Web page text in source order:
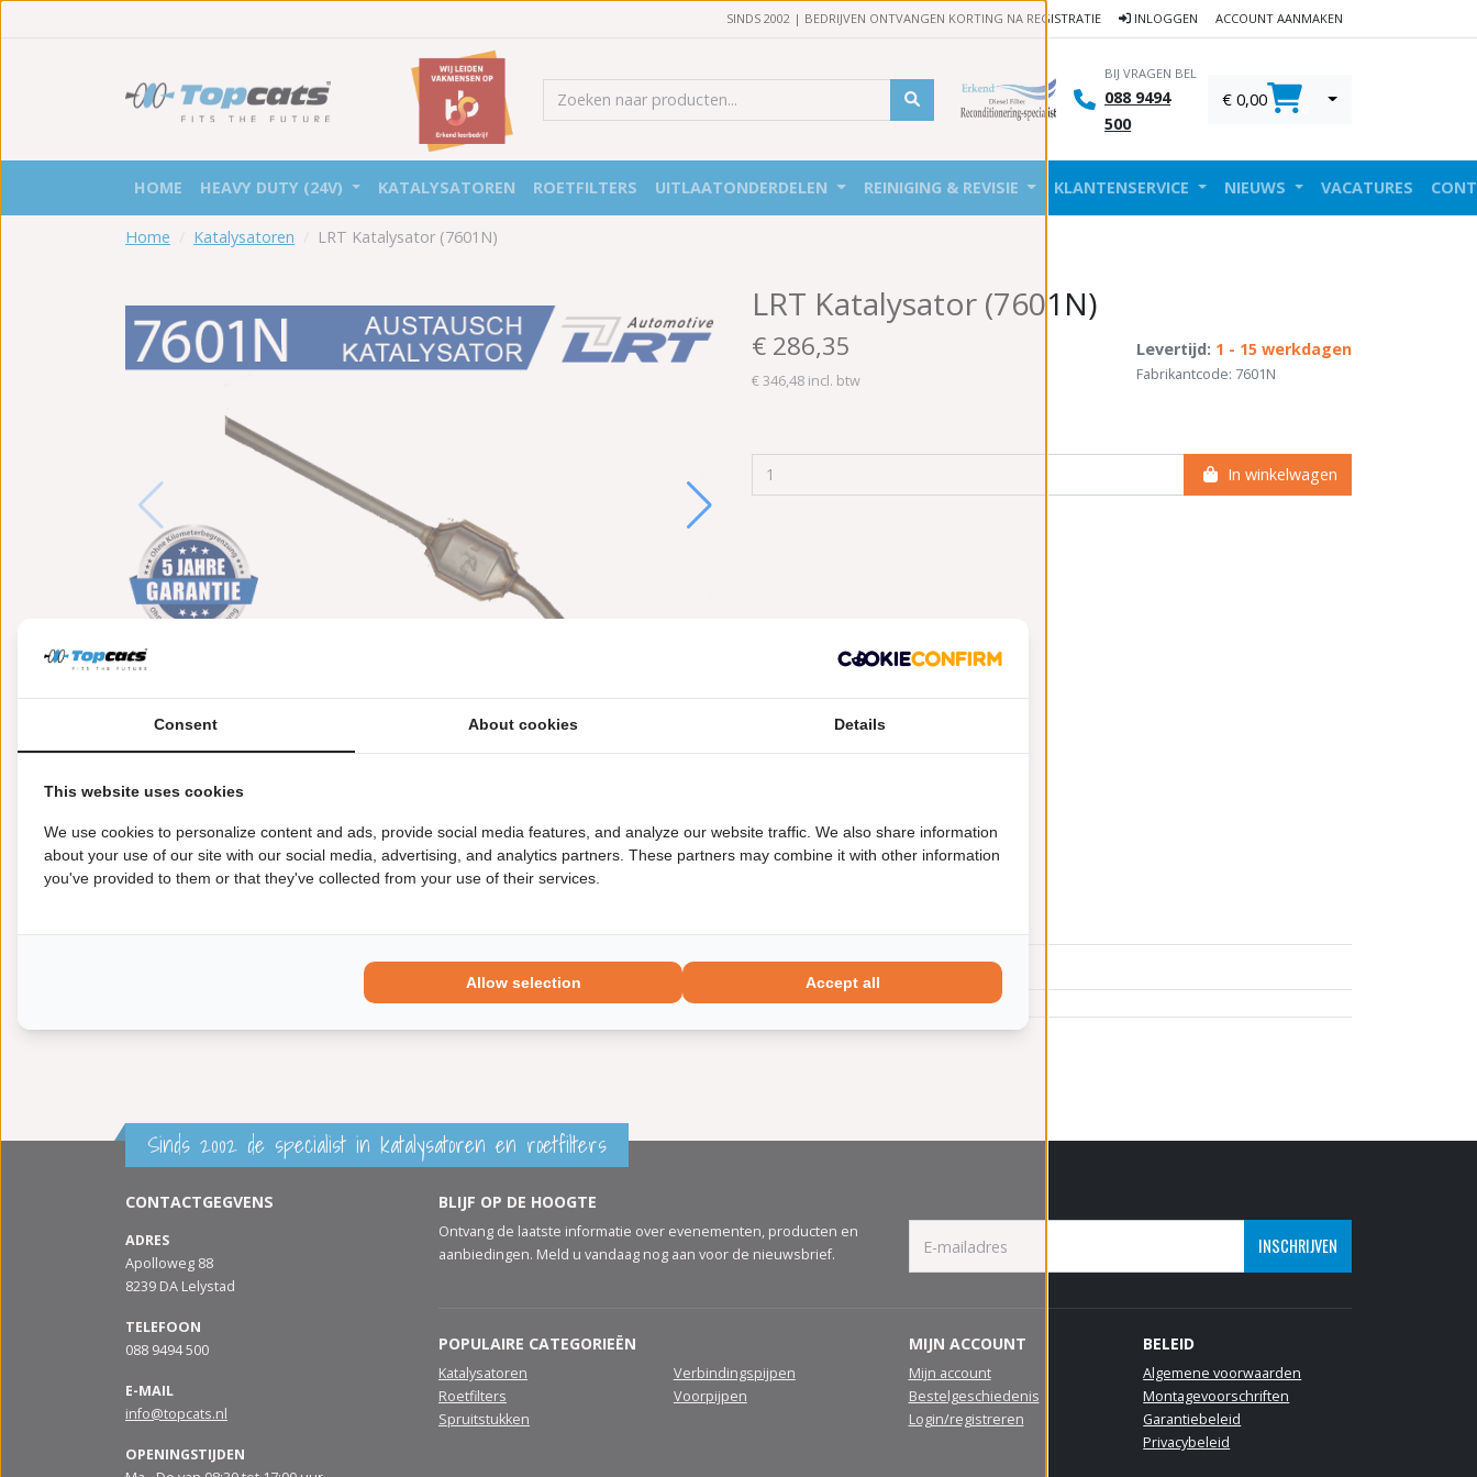
SINDS 2002 | BEDRIJVEN ONTVANGEN KORTING NA REGISTRATIE INLOGGEN ACCOUNT AANMAKEN
BIJ VRAGEN BEL
088 9494
500
€ 0,00
HOME HEAVY DUTY (24V) KATALYSATOREN ROETFILTERS UITLAATONDERDELEN REINIGING & REVISIE KLANTENSERVICE NIEUWS VACATURES
Home Katalysatoren LRT Katalysator (7601N)
LRT Katalysator (7601N)
€ 286,35
€ 346,48 incl. btw
Levertijd: 1 - 15 werkdagen
Fabrikantcode: 7601N
In winkelwagen
Aanvullende artikelen / Aanvullende info 2:met montagemateriaal
Sinds 2002 de specialist in katalysatoren en roetfilters
CONTACTGEGVENS
ADRES
Apolloweg 88
8239 DA Lelystad
TELEFOON
088 9494 500
E-MAIL
info@topcats.nl
OPENINGSTIJDEN
BLIJF OP DE HOOGTE
Ontvang de laatste informatie over evenementen, producten en
aanbiedingen. Meld u vandaag nog aan voor de nieuwsbrief.
INSCHRIJVEN
POPULAIRE CATEGORIEËN
Katalysatoren
Roetfilters
Spruitstukken
Verbindingspijpen
Voorpijpen
MIJN ACCOUNT
Mijn account
Bestelgeschiedenis
Login/registreren
BELEID
Algemene voorwaarden
Montagevoorschriften
Garantiebeleid
Privacybeleid
Consent About cookies Details
This website uses cookies
We use cookies to personalize content and ads, provide social media features, and analyze our website traffic. We also share information
about your use of our site with our social media, advertising, and analytics partners. These partners may combine it with other information
you've provided to them or that they've collected from your use of their services.
Allow selection Accept all